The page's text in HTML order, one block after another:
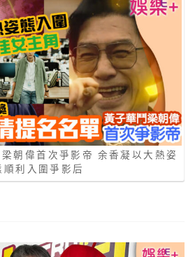
朝偉首次爭影帝 余香凝以大熱姿
順利入圍爭影后